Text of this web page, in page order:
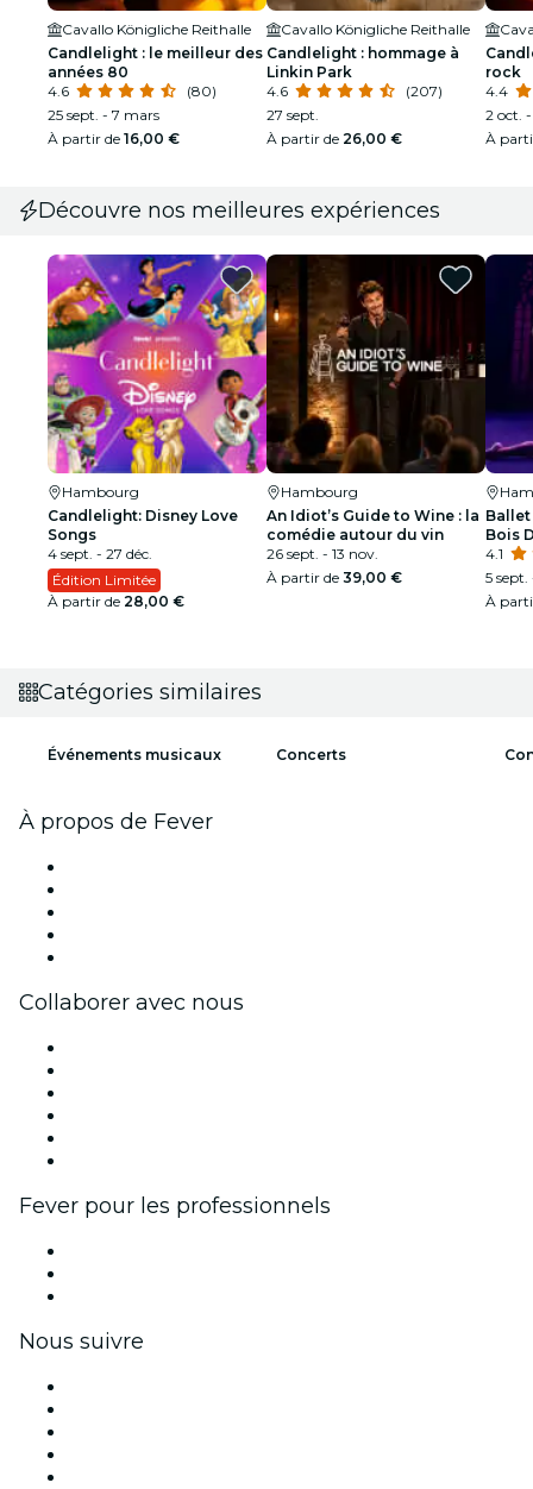
Cavallo Königliche Reithalle
Candlelight : le meilleur des
années 80
4.6
(80)
25 sept. - 7 mars
À partir de 16,00 €
Cavallo Königliche Reithalle
Candlelight : hommage à
Linkin Park
4.6
(207)
27 sept.
À partir de 26,00 €
rock
4.4
2 oct.
À
Découvre nos meilleures expériences
Hambourg
Candlelight: Disney Love
Songs
4 sept. - 27 déc.
Édition Limitée
À partir de 28,00 €
Hambourg
An Idiot’s Guide to Wine : la
comédie autour du vin
26 sept. - 13 nov.
À partir de 39,00 €
Ballet
Bois
4.1
5 sept.
À
Catégories similaires
Événements musicaux Concerts
À propos de Fever
Collaborer avec nous
Fever pour les professionnels
Nous suivre